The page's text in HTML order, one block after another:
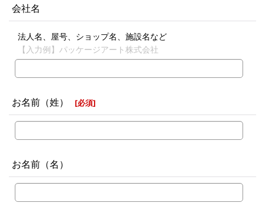
会社名
法人名、屋号、ショップ名、施設名など
【入力例】パッケージアート株式会社
お名前（姓） [必須]
お名前（名）